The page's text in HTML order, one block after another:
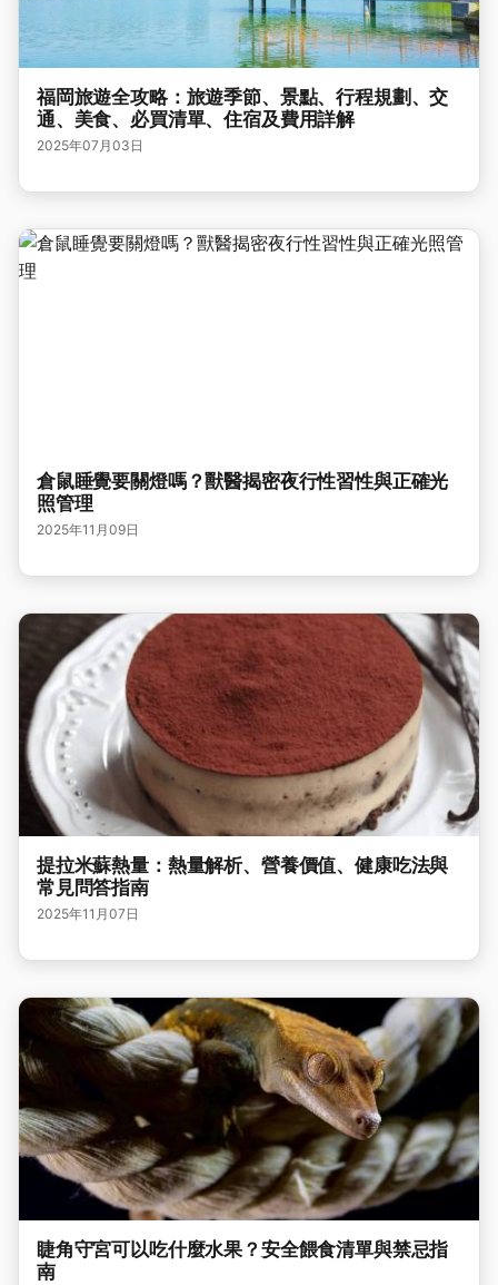
福岡旅遊全攻略：旅遊季節、景點、行程規劃、交
通、美食、必買清單、住宿及費用詳解
2025年07月03日
倉鼠睡覺要關燈嗎？獸醫揭密夜行性習性與正確光
照管理
2025年11月09日
提拉米蘇熱量：熱量解析、營養價值、健康吃法與
常見問答指南
2025年11月07日
睫角守宮可以吃什麼水果？安全餵食清單與禁忌指
南